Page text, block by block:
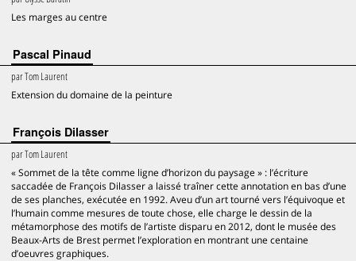
Les marges au centre
Pascal Pinaud
parTom Laurent
Extension du domaine de la peinture
François Dilasser
parTom Laurent
« Sommet de la tête comme ligne d’horizon du paysage » : l’écriture
saccadée de François Dilasser a laissé traîner cette annotation en bas d’une
de ses planches, exécutée en 1992. Aveu d’un art tourné vers l’équivoque et
l’humain comme mesures de toute chose, elle charge le dessin de la
métamorphose des motifs de l’artiste disparu en 2012, dont le musée des
Beaux-Arts de Brest permet l’exploration en montrant une centaine
d’oeuvres graphiques.